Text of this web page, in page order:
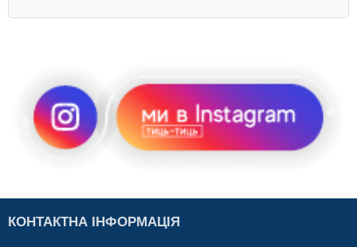
КОНТАКТНА ІНФОРМАЦІЯ